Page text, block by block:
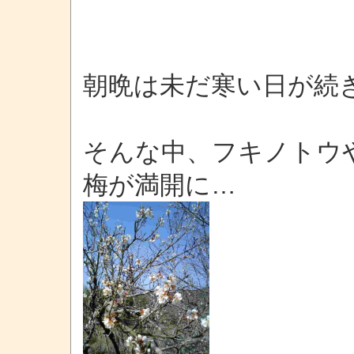
朝晩は未だ寒い日が続
そんな中、フキノト
梅が満開に…